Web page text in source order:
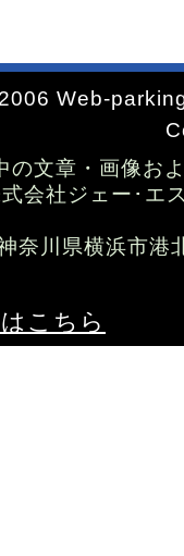
Web-
の文章・画像お
式会社ジェー･
川県横浜市港
こちら